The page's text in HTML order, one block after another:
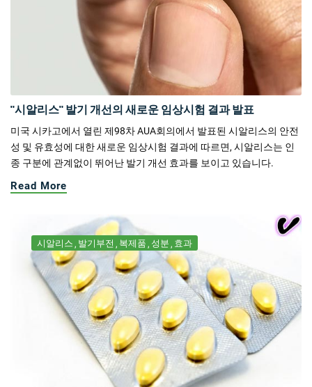
"시알리스" 발기 개선의 새로운 임상시험 결과 발표
미국 시카고에서 열린 제98차 AUA회의에서 발표된 시알리스의 안전
성 및 유효성에 대한 새로운 임상시험 결과에 따르면, 시알리스는 인
종 구분에 관계없이 뛰어난 발기 개선 효과를 보이고 있습니다.
Read More
시알리스 발기부전 복제품 성분 효과